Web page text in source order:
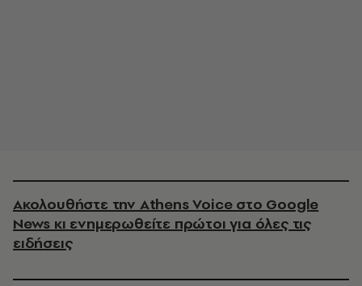
Ακολουθήστε την Athens Voice στο Google
News κι ενημερωθείτε πρώτοι για όλες τις
ειδήσεις